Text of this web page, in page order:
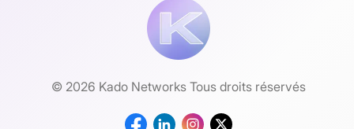
© 2026 Kado Networks Tous droits réservés